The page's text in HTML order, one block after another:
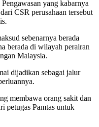
yang kabarnya
CSR perusahaan tersebut
sebenarnya berada
berada di wilayah perairan
Malaysia.
dijadikan sebagai jalur
membawa orang sakit dan
petugas Pamtas untuk